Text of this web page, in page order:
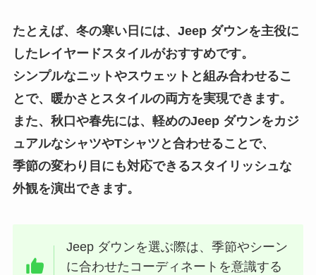
たとえば、冬の寒い日には、Jeep ダウンを主役に
したレイヤードスタイルがおすすめです。
シンプルなニットやスウェットと組み合わせるこ
とで、暖かさとスタイルの両方を実現できます。
また、秋口や春先には、軽めのJeep ダウンをカジ
ュアルなシャツやTシャツと合わせることで、
季節の変わり目にも対応できるスタイリッシュな
外観を演出できます。
Jeep ダウンを選ぶ際は、季節やシーン
に合わせたコーディネートを意識する